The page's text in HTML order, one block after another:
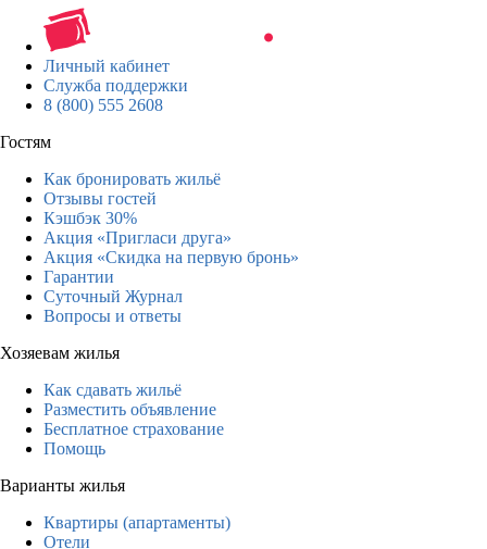
Личный кабинет
Служба поддержки
8 (800) 555 2608
Гостям
Как бронировать жильё
Отзывы гостей
Кэшбэк 30%
Акция «Пригласи друга»
Акция «Скидка на первую бронь»
Гарантии
Суточный Журнал
Вопросы и ответы
Хозяевам жилья
Как сдавать жильё
Разместить объявление
Бесплатное страхование
Помощь
Варианты жилья
Квартиры (апартаменты)
Отели